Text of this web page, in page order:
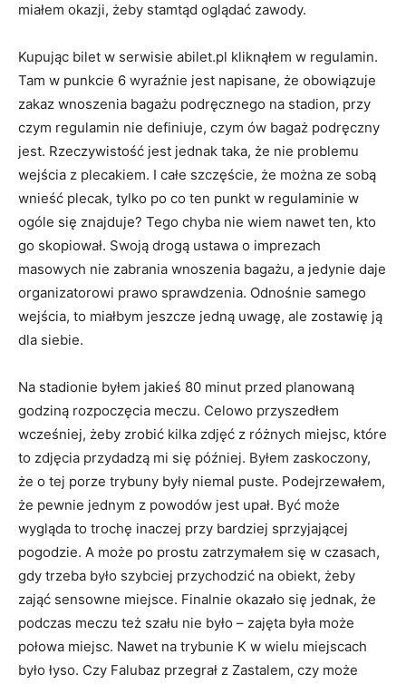
miałem okazji, żeby stamtąd oglądać zawody.
Kupując bilet w serwisie abilet.pl kliknąłem w regulamin.
Tam w punkcie 6 wyraźnie jest napisane, że obowiązuje
zakaz wnoszenia bagażu podręcznego na stadion, przy
czym regulamin nie definiuje, czym ów bagaż podręczny
jest. Rzeczywistość jest jednak taka, że nie problemu
wejścia z plecakiem. I całe szczęście, że można ze sobą
wnieść plecak, tylko po co ten punkt w regulaminie w
ogóle się znajduje? Tego chyba nie wiem nawet ten, kto
go skopiował. Swoją drogą ustawa o imprezach
masowych nie zabrania wnoszenia bagażu, a jedynie daje
organizatorowi prawo sprawdzenia. Odnośnie samego
wejścia, to miałbym jeszcze jedną uwagę, ale zostawię ją
dla siebie.
Na stadionie byłem jakieś 80 minut przed planowaną
godziną rozpoczęcia meczu. Celowo przyszedłem
wcześniej, żeby zrobić kilka zdjęć z różnych miejsc, które
to zdjęcia przydadzą mi się później. Byłem zaskoczony,
że o tej porze trybuny były niemal puste. Podejrzewałem,
że pewnie jednym z powodów jest upał. Być może
wygląda to trochę inaczej przy bardziej sprzyjającej
pogodzie. A może po prostu zatrzymałem się w czasach,
gdy trzeba było szybciej przychodzić na obiekt, żeby
zająć sensowne miejsce. Finalnie okazało się jednak, że
podczas meczu też szału nie było – zajęta była może
połowa miejsc. Nawet na trybunie K w wielu miejscach
było łyso. Czy Falubaz przegrał z Zastalem, czy może